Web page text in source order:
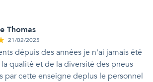
Thomas
21/02/2025
dépuis des années je n'ai jamais été
qualité et de la diversité des pneus
par cette enseigne deplus le personnel